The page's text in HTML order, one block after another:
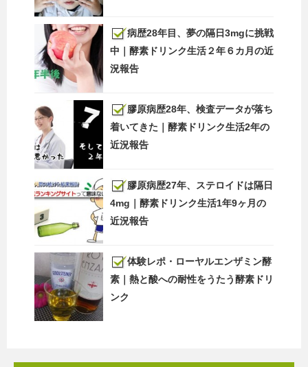
病歴28年目、夢の隔日3mgに挑戦
中｜酵素ドリンク生活２年６カ月の近
況報告
膠原病歴28年、検査データが落ち
着いてきた｜酵素ドリンク生活2年の
近況報告
膠原病歴27年、ステロイドは隔日
4mg｜酵素ドリンク生活1年9ヶ月の
近況報告
体験レポ・ローヤルエンザミン酵
素｜熱と酸への耐性をうたう酵素ドリ
ンク